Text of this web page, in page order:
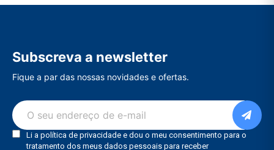
Subscreva a newsletter
Fique a par das nossas novidades e ofertas.